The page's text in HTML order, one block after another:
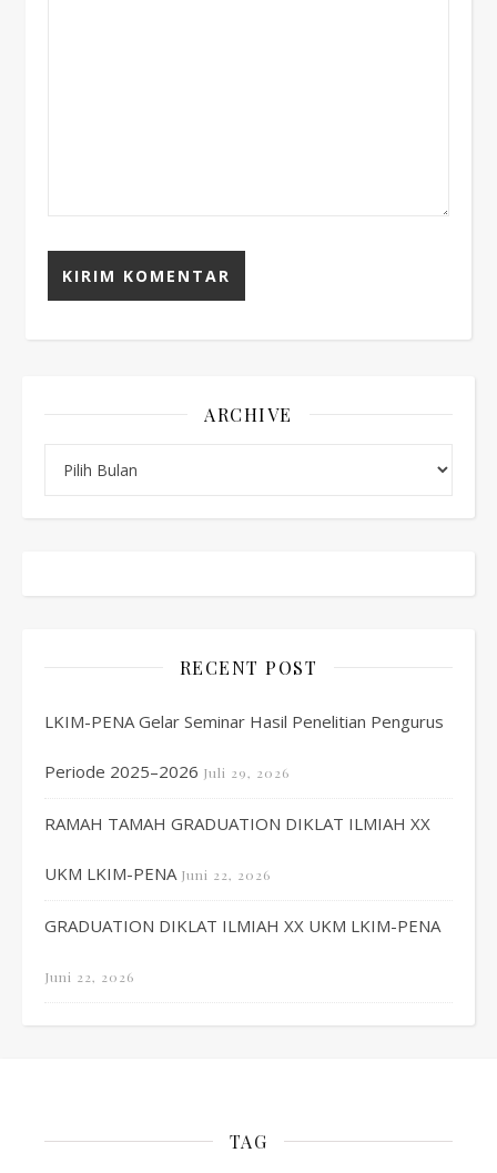
ARCHIVE
RECENT POST
LKIM-PENA Gelar Seminar Hasil Penelitian Pengurus
Periode 2025–2026 Juli 29, 2026
RAMAH TAMAH GRADUATION DIKLAT ILMIAH XX
UKM LKIM-PENA Juni 22, 2026
GRADUATION DIKLAT ILMIAH XX UKM LKIM-PENA
Juni 22, 2026
TAG